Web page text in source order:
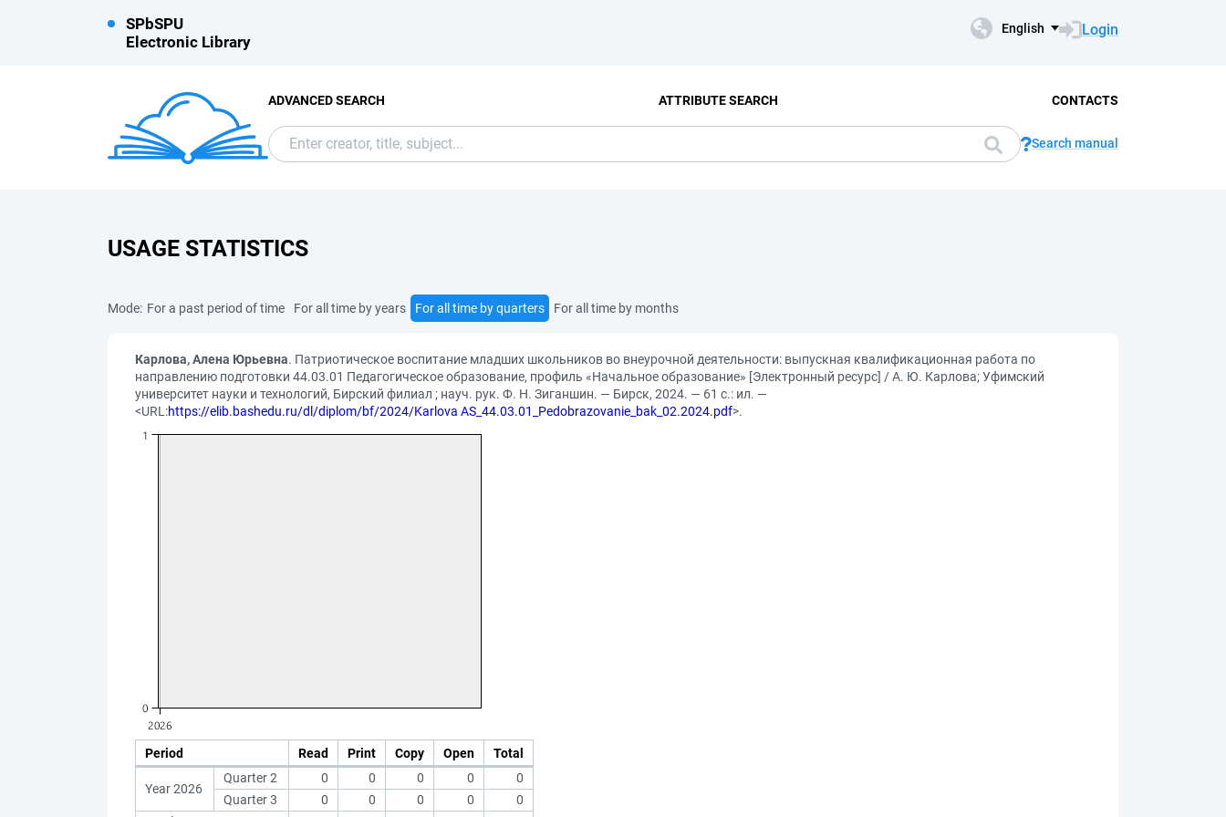
SPbSPU
Electronic Library
English Login
ADVANCED SEARCH ATTRIBUTE SEARCH CONTACTS
Search manual
USAGE STATISTICS
Mode: For a past period of time For all time by years For all time by quarters For all time by months
Карлова, Алена Юрьевна. Патриотическое воспитание младших школьников во внеурочной деятельности: выпускная квалификационная работа по
направлению подготовки 44.03.01 Педагогическое образование, профиль «Начальное образование» [Электронный ресурс] / А. Ю. Карлова; Уфимский
университет науки и технологий, Бирский филиал ; науч. рук. Ф. Н. Зиганшин. — Бирск, 2024. — 61 с.: ил. —
<URL:https://elib.bashedu.ru/dl/diplom/bf/2024/Karlova AS_44.03.01_Pedobrazovanie_bak_02.2024.pdf>.
Period Read Print Copy Open Total
Year 2026
Quarter 2 0 0 0 0
0
Quarter 3
0 0 0 0
0